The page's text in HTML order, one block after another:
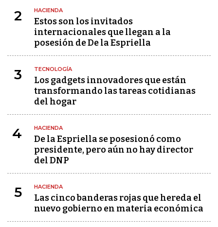
2 HACIENDA
Estos son los invitados
internacionales que llegan a la
posesión de De la Espriella
3 TECNOLOGÍA
Los gadgets innovadores que están
transformando las tareas cotidianas
del hogar
4 HACIENDA
De la Espriella se posesionó como
presidente, pero aún no hay director
del DNP
5 HACIENDA
Las cinco banderas rojas que hereda el
nuevo gobierno en materia económica